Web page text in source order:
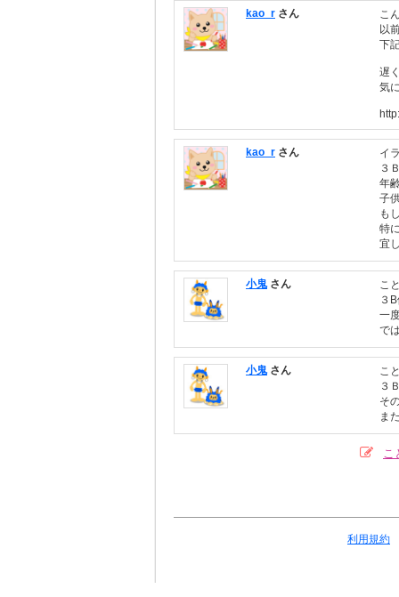
kao_r さん
こ
以
下
遅
気
kao_r さん
イ
３
年
子
も
特
宜
小鬼さん
こ
３
一
で
小鬼さん
こ
３
そ
ま
こ
利用規約